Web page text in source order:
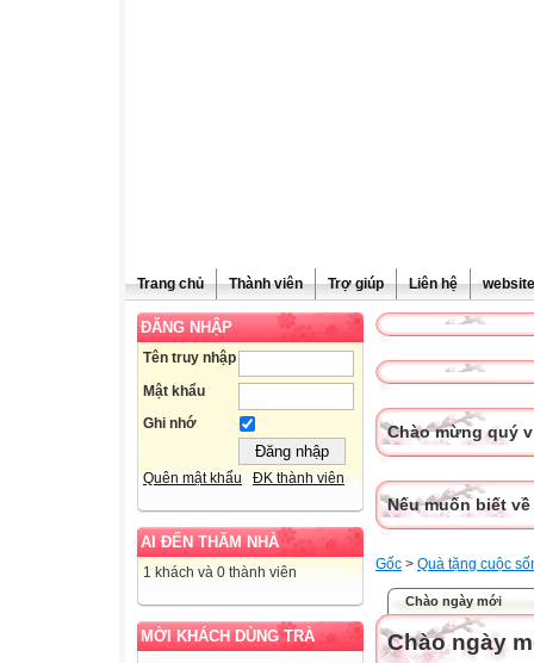
Trang chủ Thành viên Trợ giúp Liên hệ
ĐĂNG NHẬP
Tên truy nhập
Mật khẩu
Ghi nhớ
Quên mật khẩu ĐK thành viên
AI ĐẾN THĂM NHÀ
1 khách và 0 thành viên
MỜI KHÁCH DÙNG TRÀ
Chào mừng quý
Nếu muốn biết
Gốc > Quà tặng cuộc
Chào ngày mới
Chào ngày